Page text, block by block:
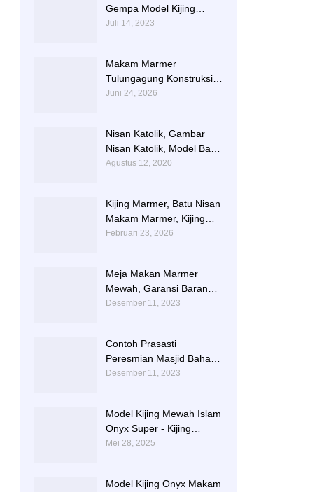
Gempa Model Kijing
Terlengkap
Juli 14, 2023
Makam Marmer
Tulungagung Konstruksi
Besi dengan Design
Juni 24, 2026
Nisan Katolik, Gambar
Nisan Katolik, Model Batu
Nisan Kristen Terbaru
Agustus 12, 2020
Kijing Marmer, Batu Nisan
Makam Marmer, Kijing
Makam Marmer Kaligrafi
Februari 23, 2026
Meja Makan Marmer
Mewah, Garansi Barang
Utuh Sampai Tempat
Desember 11, 2023
Contoh Prasasti
Peresmian Masjid Bahan
Marmer Dari Tulungagung
Desember 11, 2023
Model Kijing Mewah Islam
Onyx Super - Kijing
Makam Batu Alam
Mei 28, 2025
Model Kijing Onyx Makam